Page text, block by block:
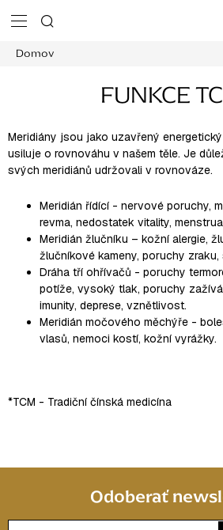
na
Domov
FUNKCE
Meridiány jsou jako uzavřený
usiluje o rovnováhu v našem těle. Je
svých meridiánů udržovali v rovnováze.
Meridián řídící - nervové poruchy,
revma, nedostatek vitality,
Meridián žlučníku – kožní alergie,
žlučníkové kameny, poruchy
Dráha tří ohřívačů - poruchy
potíže, vysoký tlak, poruchy
imunity, deprese, vznětlivost.
Meridián močového měchýře -
vlasů, nemoci kostí, kožní vyrážky.
*TCM - Tradiční čínská medicína
Odoberať